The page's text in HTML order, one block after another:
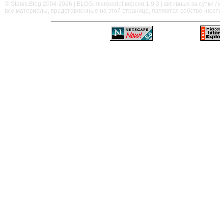
© Stanis.Blog 2004-2026 |
BLOG.microscript версия 1.9.3 | активных за сутки /
все материалы, представленные на этой странице, являются
—————————————————————